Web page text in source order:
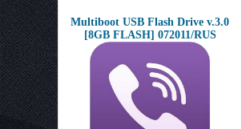
Multiboot USB Flash Drive v.3.0
[8GB FLASH] 072011/RUS